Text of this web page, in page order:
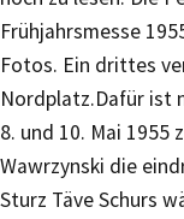
Frühjahrsmesse
Fotos. Ein drittes
Nordplatz.Dafür ist
8. und 10. Mai
Wawrzynski die
Sturz Täve Schurs